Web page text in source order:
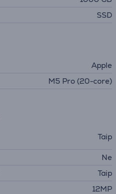
SSD
Apple
M5 Pro (20-core)
Taip
Ne
Taip
12MP